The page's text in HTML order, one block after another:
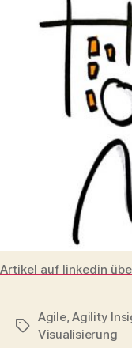
Artikel auf linkedin
Schlagwörter
Agile,Agility
Visualisierung